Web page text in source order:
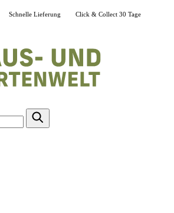
Schnelle Lieferung Click & Collect 30 Tage